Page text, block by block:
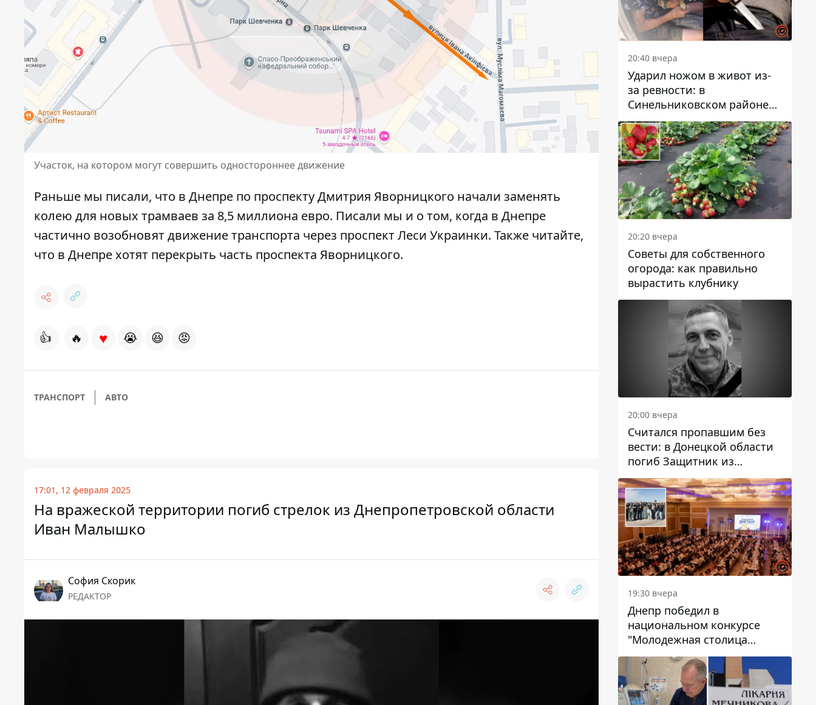
Участок, на котором могут совершить одностороннее движение
Раньше мы писали, что в Днепре по проспекту Дмитрия Яворницкого начали заменять
колею для новых трамваев за 8,5 миллиона евро. Писали мы и о том, когда в Днепре
частично возобновят движение транспорта через проспект Леси Украинки. Также читайте,
что в Днепрехотят перекрыть часть проспекта Яворницкого.
👍 🔥 ♥ 😭 😆 😡
ТРАНСПОРТ АВТО
17:01, 12 февраля 2025
На вражеской территории погиб стрелок из Днепропетровской области
Иван Малышко
София Скорик
РЕДАКТОР
20:40 вчера
Ударил ножом в живот из-
за ревности: в
Синельниковском районе
задержали 49-летнего
мужчину за убийство
20:20 вчера
Советы для собственного
огорода: как правильно
вырастить клубнику
20:00 вчера
Считался пропавшим без
вести: в Донецкой области
погиб Защитник из
Каменского Антон
Красовский
19:30 вчера
Днепр победил в
национальном конкурсе
"Молодежная столица
Украины – 2026"